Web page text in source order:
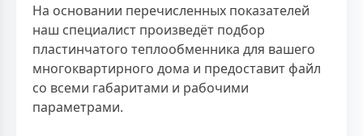
На основании перечисленных показателей
наш специалист произведёт подбор
пластинчатого теплообменника для вашего
многоквартирного дома и предоставит файл
со всеми габаритами и рабочими
параметрами.